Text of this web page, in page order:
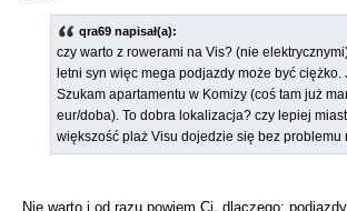
qra69 napisał(a):
czy warto z rowerami na Vis? (nie
letni syn więc mega podjazdy może być ciężko.
Szukam apartamentu w Komizy (coś tam już
eur/doba). To dobra lokalizacja? czy lepiej
większość plaż Visu dojedzie się bez problemu
Nie warto i od razu powiem Ci, dlaczego: